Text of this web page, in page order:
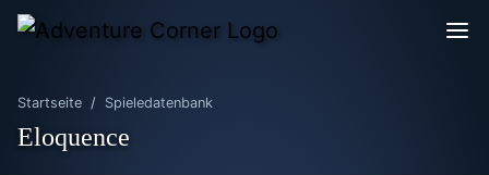
Startseite Spieledatenbank
Eloquence